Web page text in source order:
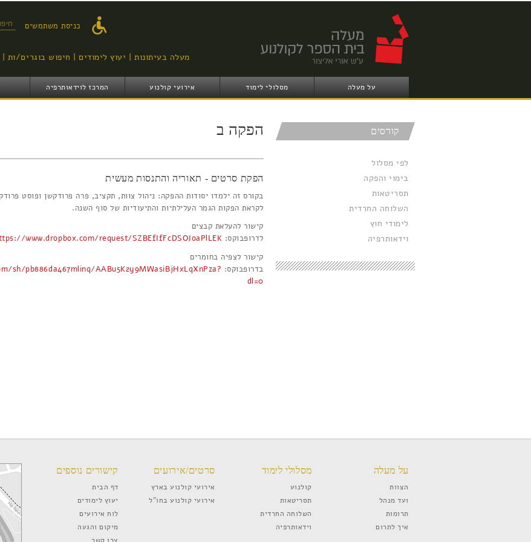
העיקרי
כניסת משתמשים
מעלה בעיתונות יעוץ לימודים חיפוש בוגרים/ות
על מעלה מסלולי לימוד אירועי קולנוע המרכז לוידאותרפיה
קורסים
לפי מסלול
בימוי והפקה
תסריטאות
השלוחה החרדית
לימודי חוץ
וידאותרפיה
הפקה ב
הפקת סרטים - תאוריה והתנסות מעשית
בקורס זה ילמדו יסודות ההפקה: ניהול צוות, תקציב, פרה פרודקשן ופוסט
לקראת הפקות הגמר העלילתיות והתיעודיות של סוף השנה.
קישור להעלאת קבצים
לדרופבוקס: www.dropbox.com/request/SZBEfIfFcDSOJoaPlLEK
קישור לצפיה בחומרים
בדרופבוקס: sh/pb886da467mlinq/AABu5K2y9MWasiBjHxLqXnPza?
dl=0
על מעלה
הצוות
ועד מנהל
תרומות
איך לתרום
מסלולי לימוד
קולנוע
תסריטאות
השלוחה החרדית
וידאותרפיה
סרטים/אירועים
אירועי קולנוע בארץ
אירועי קולנוע בחו”ל
קישורים נוספים
דף הבית
יעוץ לימודים
לוח אירועים
מיקום והגעה
צרו קשר